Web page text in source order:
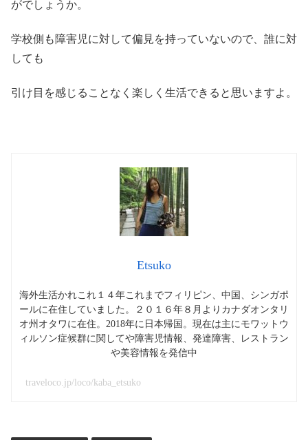
がでしょうか。
学校側も障害児に対して偏見を持っていないので、誰に対
しても
引け目を感じることなく楽しく生活できると思いますよ。
Etsuko
海外生活かれこれ１４年これまでフィリピン、中国、シンガポ
ールに在住していました。２０１６年８月よりカナダオンタリ
オ州オタワに在住。2018年に日本帰国。現在は主にモワットウ
ィルソン症候群に関してや障害児情報、発達障害、レストラン
や美容情報を発信中
traveloco.jp/loco/kaba_etsuko